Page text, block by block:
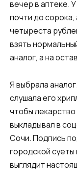
вечер в аптеке.
почти до
четыреста
взять
аналог, а на
Я выбрала
слушала его
чтобы
выкладывал в
Сочи. Подпись
городской
выглядит